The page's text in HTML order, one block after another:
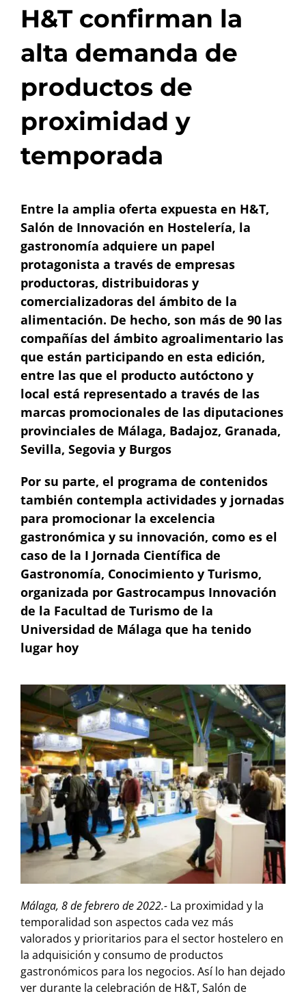
H&T confirman la
alta demanda de
productos de
proximidad y
temporada
Entre la amplia oferta expuesta en H&T,
Salón de Innovación en Hostelería, la
gastronomía adquiere un papel
protagonista a través de empresas
productoras, distribuidoras y
comercializadoras del ámbito de la
alimentación. De hecho, son más de 90 las
compañías del ámbito agroalimentario las
que están participando en esta edición,
entre las que el producto autóctono y
local está representado a través de las
marcas promocionales de las diputaciones
provinciales de Málaga, Badajoz, Granada,
Sevilla, Segovia y Burgos
Por su parte, el programa de contenidos
también contempla actividades y jornadas
para promocionar la excelencia
gastronómica y su innovación, como es el
caso de la I Jornada Científica de
Gastronomía, Conocimiento y Turismo,
organizada por Gastrocampus Innovación
de la Facultad de Turismo de la
Universidad de Málaga que ha tenido
lugar hoy
Málaga, 8 de febrero de 2022.- La proximidad y la
temporalidad son aspectos cada vez más
valorados y prioritarios para el sector hostelero en
la adquisición y consumo de productos
gastronómicos para los negocios. Así lo han dejado
ver durante la celebración de H&T, Salón de